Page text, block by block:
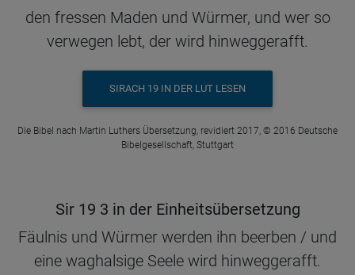
den fressen Maden und Würmer, und wer so
verwegen lebt, der wird hinweggerafft.
SIRACH 19 IN DER LUT LESEN
Die Bibel nach Martin Luthers Übersetzung, revidiert 2017, © 2016 Deutsche
Bibelgesellschaft, Stuttgart
Sir 19 3 in der Einheitsübersetzung
Fäulnis und Würmer werden ihn beerben / und
eine waghalsige Seele wird hinweggerafft.